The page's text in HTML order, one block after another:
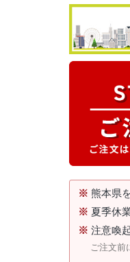
※ 熊本県
※ 夏季休
※ 注意喚
ご注文前